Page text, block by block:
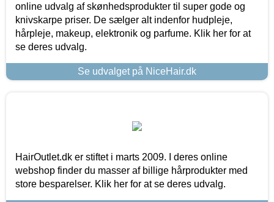
online udvalg af skønhedsprodukter til super gode og
knivskarpe priser. De sælger alt indenfor hudpleje,
hårpleje, makeup, elektronik og parfume. Klik her for at
se deres udvalg.
Se udvalget på NiceHair.dk
HairOutlet.dk er stiftet i marts 2009. I deres online
webshop finder du masser af billige hårprodukter med
store besparelser. Klik her for at se deres udvalg.